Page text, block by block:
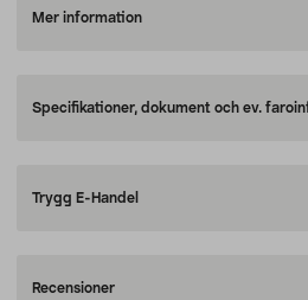
Mer information
Specifikationer, dokument och ev.
Trygg E-Handel
Recensioner